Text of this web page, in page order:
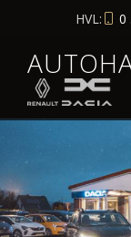
HVL: 0